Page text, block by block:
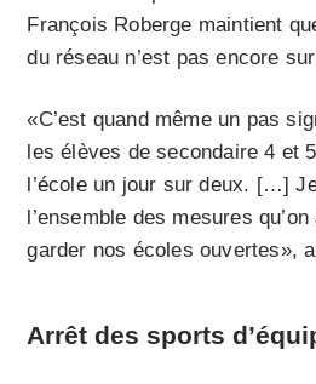
François Roberge maintient
du réseau n’est pas encore
«C’est quand même un pas
les élèves de secondaire 4 et
l’école un jour sur deux. […]
l’ensemble des mesures
garder nos écoles ouvertes»,
Arrêt des sports